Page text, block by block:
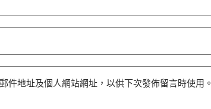
件地址及個人網站網址，以供下次發佈留言時使用。